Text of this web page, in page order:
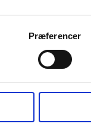
Præferencer
i